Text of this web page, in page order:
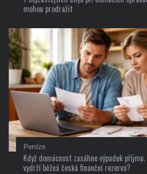
mohou prodražit
Peníze
Když domácnost zasáhne výpadek
vydrží běžná česká finanční rezerva?